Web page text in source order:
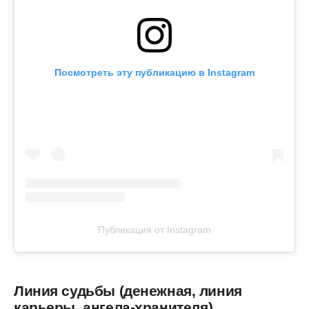
Посмотреть эту публикацию в Instagram
Публикация от Instagram
Линия судьбы (денежная, линия